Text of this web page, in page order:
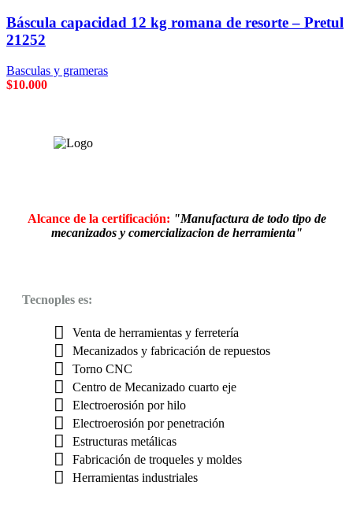
Báscula capacidad 12 kg romana de resorte – Pretul
21252
Basculas y grameras
$10.000
Alcance de la certificación: "Manufactura de todo tipo de
mecanizados y comercializacion de herramienta"
Tecnoples es:
Venta de herramientas y ferretería
Mecanizados y fabricación de repuestos
Torno CNC
Centro de Mecanizado cuarto eje
Electroerosión por hilo
Electroerosión por penetración
Estructuras metálicas
Fabricación de troqueles y moldes
Herramientas industriales